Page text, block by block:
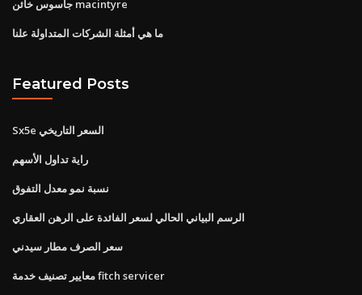
جاسوس خائن macintyre
ما هي أمثلة الشركات المتداولة علنا
Featured Posts
Sx5e السعر التاريخي
راية تداول الأسهم
نسبة نمو معدل التفوق
الرسم البياني الحالي لسعر الفائدة على الرهن العقاري
سعر الصرف مطار سيدني
معايير تصنيف خدمة fitch servicer